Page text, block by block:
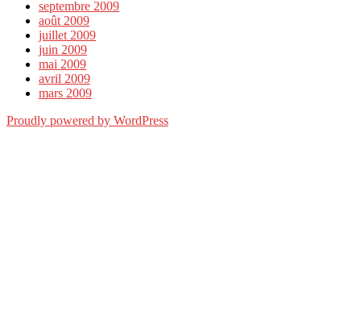
septembre 2009
août 2009
juillet 2009
juin 2009
mai 2009
avril 2009
mars 2009
Proudly powered by WordPress